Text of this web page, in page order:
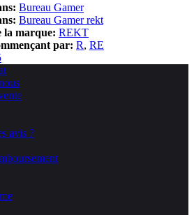
Bureau Gamer
Bureau Gamer rekt
la marque: REKT
par: R RE
avis ?